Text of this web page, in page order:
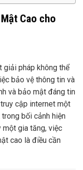
Cao cho
giải pháp không thể
bảo vệ thông tin và
và bảo mật đáng tin
cập internet một
bối cảnh hiện
một gia tăng, việc
cao là điều cần